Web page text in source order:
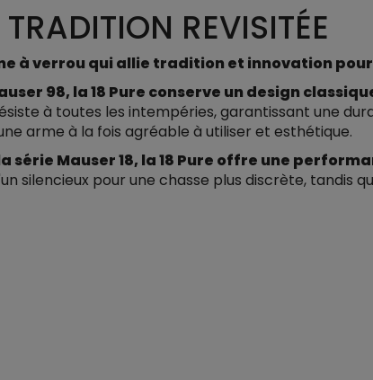
REVISITÉE
à verrou qui allie tradition et innovation
98, la 18 Pure conserve un design
à toutes les intempéries, garantissant une
arme à la fois agréable à utiliser et esthétique.
Mauser 18, la 18 Pure offre une
silencieux pour une chasse plus discrète, tandis